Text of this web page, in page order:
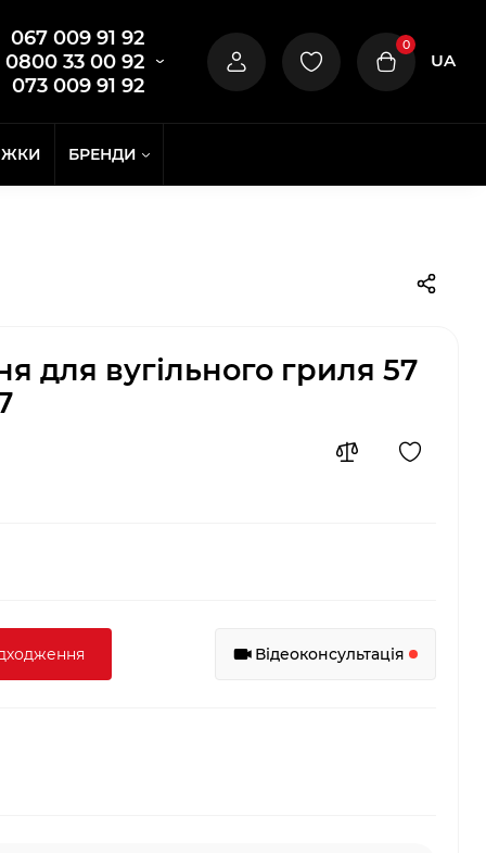
067 009 91 92
0800 33 00 92
073 009 91 92
0
UA
БРЕНДИ
для вугільного гриля 57
Відеоконсультація